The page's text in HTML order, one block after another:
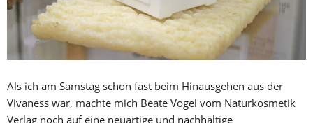
Als ich am Samstag schon fast beim Hinausgehen aus der
Vivaness war, machte mich Beate Vogel vom Naturkosmetik
Verlag noch auf eine neuartige und nachhaltige